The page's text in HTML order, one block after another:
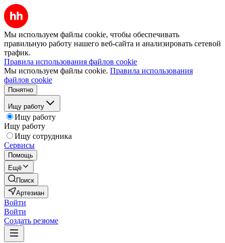
Мы используем файлы cookie, чтобы обеспечивать
правильную работу нашего веб-сайта и анализировать сетевой
трафик.
Правила использования файлов cookie
Мы используем файлы cookie. Правила использования
файлов cookie
Понятно
Ищу работу
Ищу работу
Ищу работу
Ищу сотрудника
Сервисы
Помощь
Ещё
Поиск
Артезиан
Войти
Войти
Создать резюме